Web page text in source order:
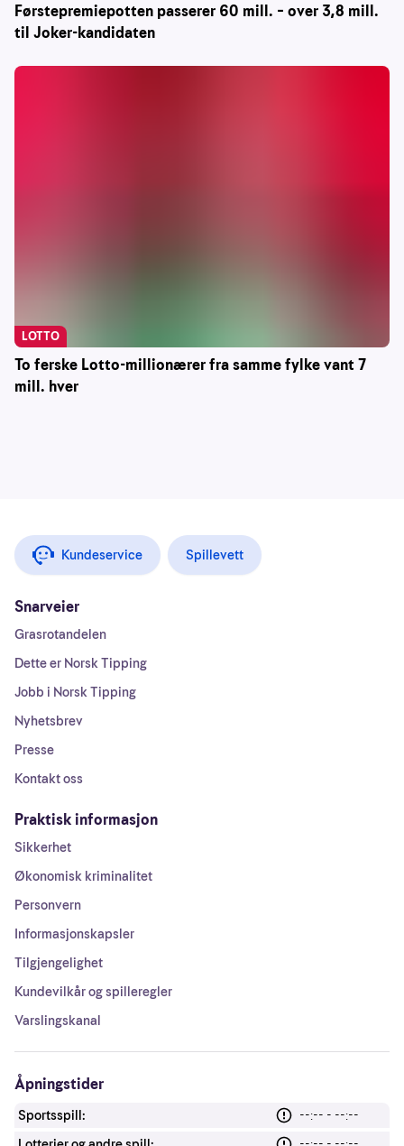
Førstepremiepotten passerer 60 mill. – over 3,8 mill.
til Joker-kandidaten
To ferske Lotto-millionærer fra samme fylke vant 7
mill. hver
LOTTO
Kundeservice Spillevett
Snarveier
Grasrotandelen
Dette er Norsk Tipping
Jobb i Norsk Tipping
Nyhetsbrev
Presse
Kontakt oss
Praktisk informasjon
Sikkerhet
Økonomisk kriminalitet
Personvern
Informasjonskapsler
Tilgjengelighet
Kundevilkår og spilleregler
Varslingskanal
Åpningstider
Sportsspill:
--:-- - --:--